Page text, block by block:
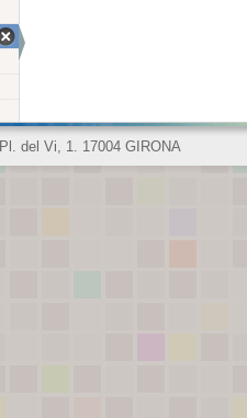
Pl. del Vi, 1. 17004 GIRONA